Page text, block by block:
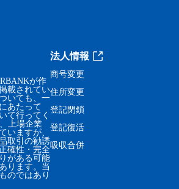
が作
載されてい
いても、一
あたって
て行ってく
上場企業
いますが、
取引の勧誘
確性・完全
がある可能
ります。当
のではあり
法人情報
商号変更
住所変更
登記閉鎖
登記復活
吸収合併